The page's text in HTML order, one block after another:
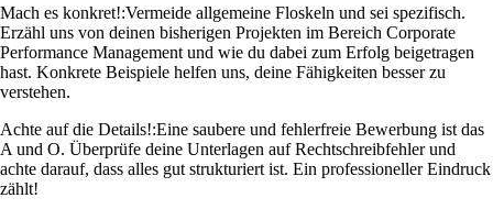
Mach es konkret!:Vermeide allgemeine Floskeln und sei spezifisch.
Erzähl uns von deinen bisherigen Projekten im Bereich Corporate
Performance Management und wie du dabei zum Erfolg beigetragen
hast. Konkrete Beispiele helfen uns, deine Fähigkeiten besser zu
verstehen.
Achte auf die Details!:Eine saubere und fehlerfreie Bewerbung ist das
A und O. Überprüfe deine Unterlagen auf Rechtschreibfehler und
achte darauf, dass alles gut strukturiert ist. Ein professioneller Eindruck
zählt!